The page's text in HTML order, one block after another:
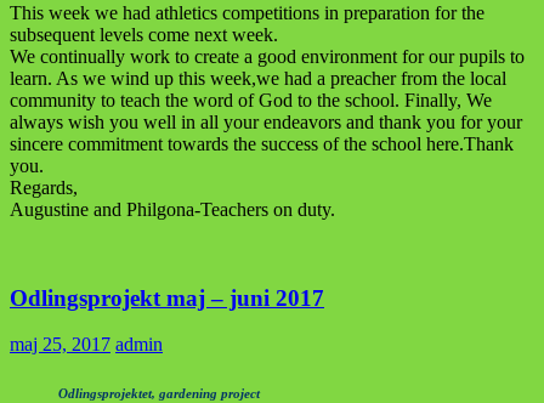
This week we had athletics competitions in preparation for the
subsequent levels come next week.
We continually work to create a good environment for our pupils to
learn. As we wind up this week,we had a preacher from the local
community to teach the word of God to the school. Finally, We
always wish you well in all your endeavors and thank you for your
sincere commitment towards the success of the school here.Thank
you.
Regards,
Augustine and Philgona-Teachers on duty.
Odlingsprojekt maj – juni 2017
maj 25, 2017 admin
Odlingsprojektet, gardening project